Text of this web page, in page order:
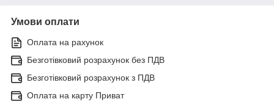
Умови оплати
Оплата на рахунок
Безготівковий розрахунок без ПДВ
Безготівковий розрахунок з ПДВ
Оплата на карту Приват